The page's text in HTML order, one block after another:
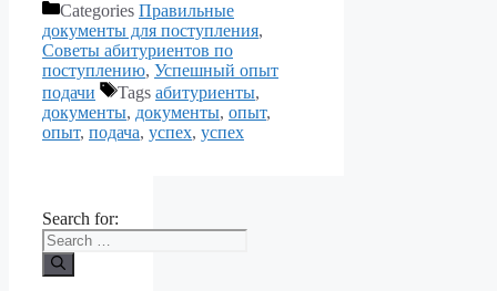
Categories Правильные
документы для поступления,
Советы абитуриентов по
поступлению, Успешный опыт
подачи
Tags абитуриенты,
документы, документы, опыт,
опыт, подача, успех, успех
Search for: